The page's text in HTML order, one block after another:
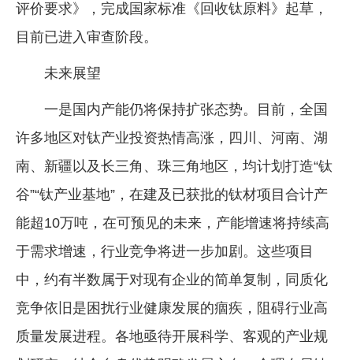
评价要求》，完成国家标准《回收钛原料》起草，
目前已进入审查阶段。
未来展望
一是国内产能仍将保持扩张态势。目前，全国
许多地区对钛产业投资热情高涨，四川、河南、湖
南、新疆以及长三角、珠三角地区，均计划打造“钛
谷”“钛产业基地”，在建及已获批的钛材项目合计产
能超10万吨，在可预见的未来，产能增速将持续高
于需求增速，行业竞争将进一步加剧。这些项目
中，约有半数属于对现有企业的简单复制，同质化
竞争依旧是困扰行业健康发展的痼疾，阻碍行业高
质量发展进程。各地亟待开展科学、客观的产业规